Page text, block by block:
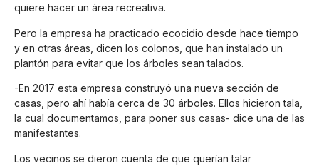
quiere hacer un área recreativa.
Pero la empresa ha practicado ecocidio desde hace tiempo
y en otras áreas, dicen los colonos, que han instalado un
plantón para evitar que los árboles sean talados.
-En 2017 esta empresa construyó una nueva sección de
casas, pero ahí había cerca de 30 árboles. Ellos hicieron tala,
la cual documentamos, para poner sus casas- dice una de las
manifestantes.
Los vecinos se dieron cuenta de que querían talar